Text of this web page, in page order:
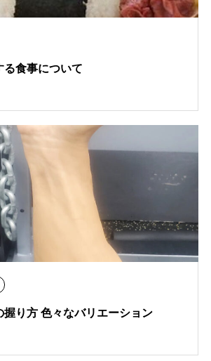
る食事について
握り方 色々なバリエーション